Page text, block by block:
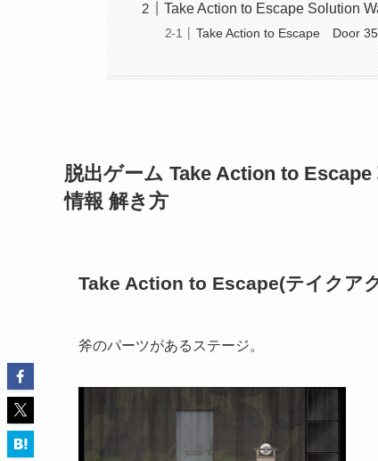
Take Action to Escape Solution
Take Action to Escape Door
脱出ゲーム Take Action to
情報 解き方
Take Action to Escape(テイクア
斧のパーツがあるステージ。